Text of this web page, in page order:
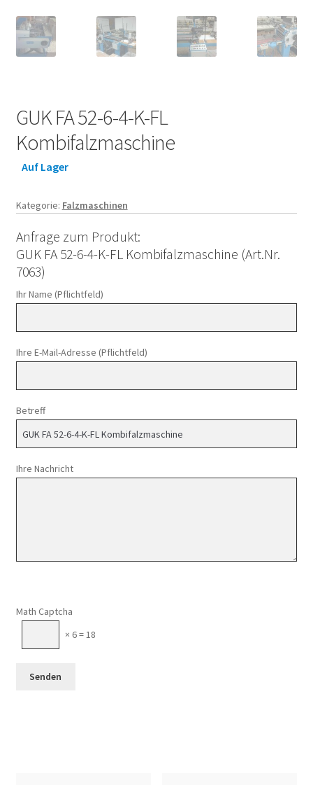
GUK FA 52-6-4-K-FL
Kombifalzmaschine
Auf Lager
Kategorie: Falzmaschinen
Anfrage zum Produkt:
GUK FA 52-6-4-K-FL Kombifalzmaschine (Art.Nr.
7063)
Ihr Name (Pflichtfeld)
Ihre E-Mail-Adresse (Pflichtfeld)
Betreff
Ihre Nachricht
Math Captcha
× 6 = 18